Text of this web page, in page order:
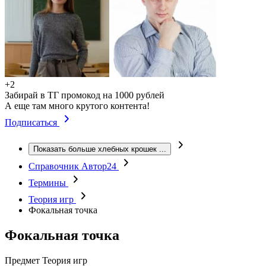
+2
Забирай в ТГ промокод на 1000 рублей
А еще там много крутого контента!
Подписаться
Показать больше хлебных крошек ...
Справочник Автор24
Термины
Теория игр
Фокальная точка
Фокальная точка
Предмет Теория игр